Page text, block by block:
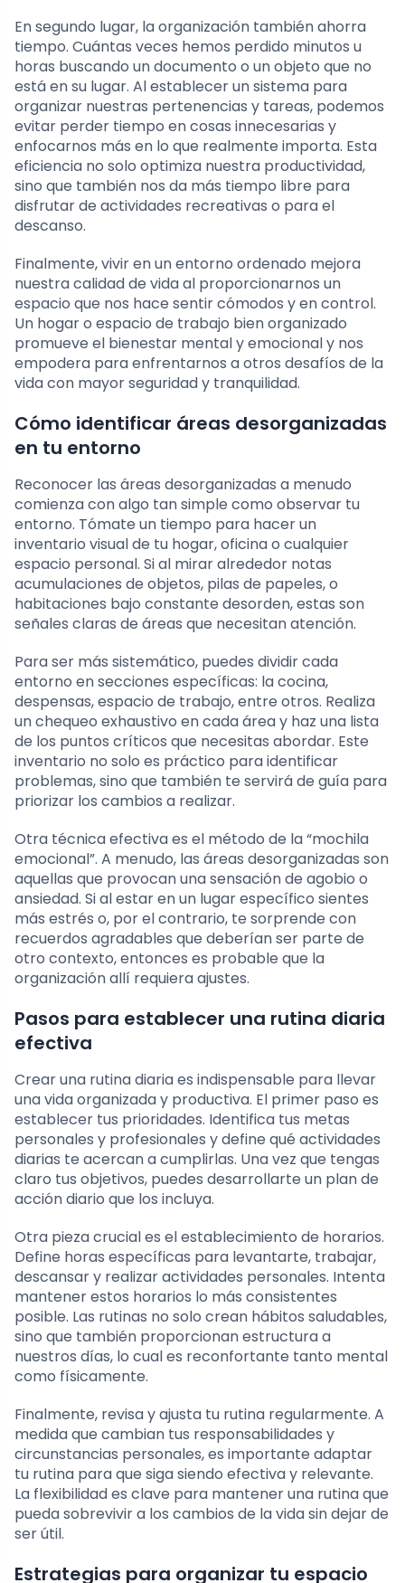
En segundo lugar, la organización también ahorra
tiempo. Cuántas veces hemos perdido minutos u
horas buscando un documento o un objeto que no
está en su lugar. Al establecer un sistema para
organizar nuestras pertenencias y tareas, podemos
evitar perder tiempo en cosas innecesarias y
enfocarnos más en lo que realmente importa. Esta
eficiencia no solo optimiza nuestra productividad,
sino que también nos da más tiempo libre para
disfrutar de actividades recreativas o para el
descanso.
Finalmente, vivir en un entorno ordenado mejora
nuestra calidad de vida al proporcionarnos un
espacio que nos hace sentir cómodos y en control.
Un hogar o espacio de trabajo bien organizado
promueve el bienestar mental y emocional y nos
empodera para enfrentarnos a otros desafíos de la
vida con mayor seguridad y tranquilidad.
Cómo identificar áreas desorganizadas
en tu entorno
Reconocer las áreas desorganizadas a menudo
comienza con algo tan simple como observar tu
entorno. Tómate un tiempo para hacer un
inventario visual de tu hogar, oficina o cualquier
espacio personal. Si al mirar alrededor notas
acumulaciones de objetos, pilas de papeles, o
habitaciones bajo constante desorden, estas son
señales claras de áreas que necesitan atención.
Para ser más sistemático, puedes dividir cada
entorno en secciones específicas: la cocina,
despensas, espacio de trabajo, entre otros. Realiza
un chequeo exhaustivo en cada área y haz una lista
de los puntos críticos que necesitas abordar. Este
inventario no solo es práctico para identificar
problemas, sino que también te servirá de guía para
priorizar los cambios a realizar.
Otra técnica efectiva es el método de la “mochila
emocional”. A menudo, las áreas desorganizadas son
aquellas que provocan una sensación de agobio o
ansiedad. Si al estar en un lugar específico sientes
más estrés o, por el contrario, te sorprende con
recuerdos agradables que deberían ser parte de
otro contexto, entonces es probable que la
organización allí requiera ajustes.
Pasos para establecer una rutina diaria
efectiva
Crear una rutina diaria es indispensable para llevar
una vida organizada y productiva. El primer paso es
establecer tus prioridades. Identifica tus metas
personales y profesionales y define qué actividades
diarias te acercan a cumplirlas. Una vez que tengas
claro tus objetivos, puedes desarrollarte un plan de
acción diario que los incluya.
Otra pieza crucial es el establecimiento de horarios.
Define horas específicas para levantarte, trabajar,
descansar y realizar actividades personales. Intenta
mantener estos horarios lo más consistentes
posible. Las rutinas no solo crean hábitos saludables,
sino que también proporcionan estructura a
nuestros días, lo cual es reconfortante tanto mental
como físicamente.
Finalmente, revisa y ajusta tu rutina regularmente. A
medida que cambian tus responsabilidades y
circunstancias personales, es importante adaptar
tu rutina para que siga siendo efectiva y relevante.
La flexibilidad es clave para mantener una rutina que
pueda sobrevivir a los cambios de la vida sin dejar de
ser útil.
Estrategias para organizar tu espacio